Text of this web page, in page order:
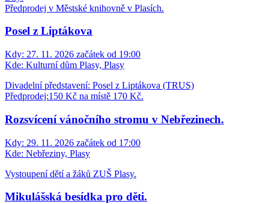
Předprodej v Městské knihovně v Plasích.
Posel z Liptákova
Kdy: 27. 11. 2026 začátek od 19:00
Kde: Kulturní dům Plasy, Plasy
Divadelní představení: Posel z Liptákova (TRUS)
Předprodej:150 Kč na místě 170 Kč.
Rozsvícení vánočního stromu v Nebřezinech.
Kdy: 29. 11. 2026 začátek od 17:00
Kde: Nebřeziny, Plasy
Vystoupení dětí a žáků ZUŠ Plasy.
Mikulášská besídka pro děti.